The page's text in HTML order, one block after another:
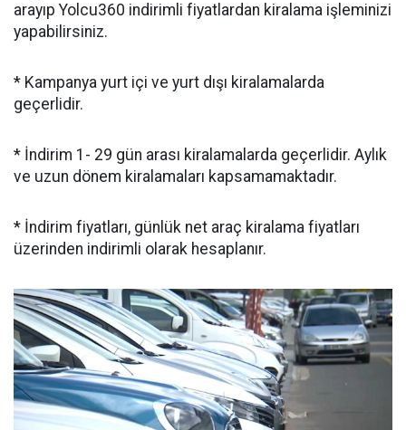
arayıp Yolcu360 indirimli fiyatlardan kiralama işleminizi
yapabilirsiniz.
* Kampanya yurt içi ve yurt dışı kiralamalarda
geçerlidir.
* İndirim 1- 29 gün arası kiralamalarda geçerlidir. Aylık
ve uzun dönem kiralamaları kapsamamaktadır.
* İndirim fiyatları, günlük net araç kiralama fiyatları
üzerinden indirimli olarak hesaplanır.